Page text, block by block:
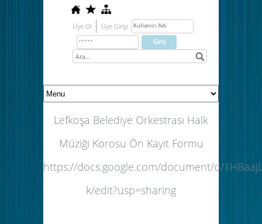
Üye Ol Üye Girişi
Lefkoşa Belediye Orkestrası Halk
Müziği Korosu Ön Kayıt Formu
https://docs.google.com/document/d/
k/edit?usp=sharing